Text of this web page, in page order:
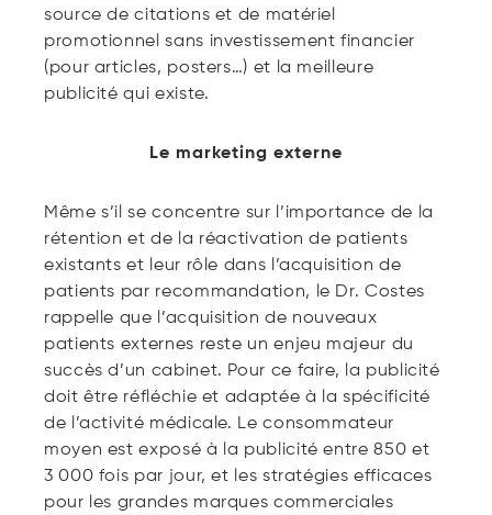
source de citations et de matériel
promotionnel sans investissement financier
(pour articles, posters…) et la meilleure
publicité qui existe.
Le marketing externe
Même s’il se concentre sur l’importance de la
rétention et de la réactivation de patients
existants et leur rôle dans l’acquisition de
patients par recommandation, le Dr. Costes
rappelle que l’acquisition de nouveaux
patients externes reste un enjeu majeur du
succès d’un cabinet. Pour ce faire, la publicité
doit être réfléchie et adaptée à la spécificité
de l’activité médicale. Le consommateur
moyen est exposé à la publicité entre 850 et
3 000 fois par jour, et les stratégies efficaces
pour les grandes marques commerciales